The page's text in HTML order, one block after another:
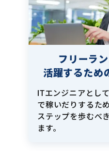
フリーラ
活躍するため
ITエンジニアとし
で稼いだりするた
ステップを歩むべ
ます。